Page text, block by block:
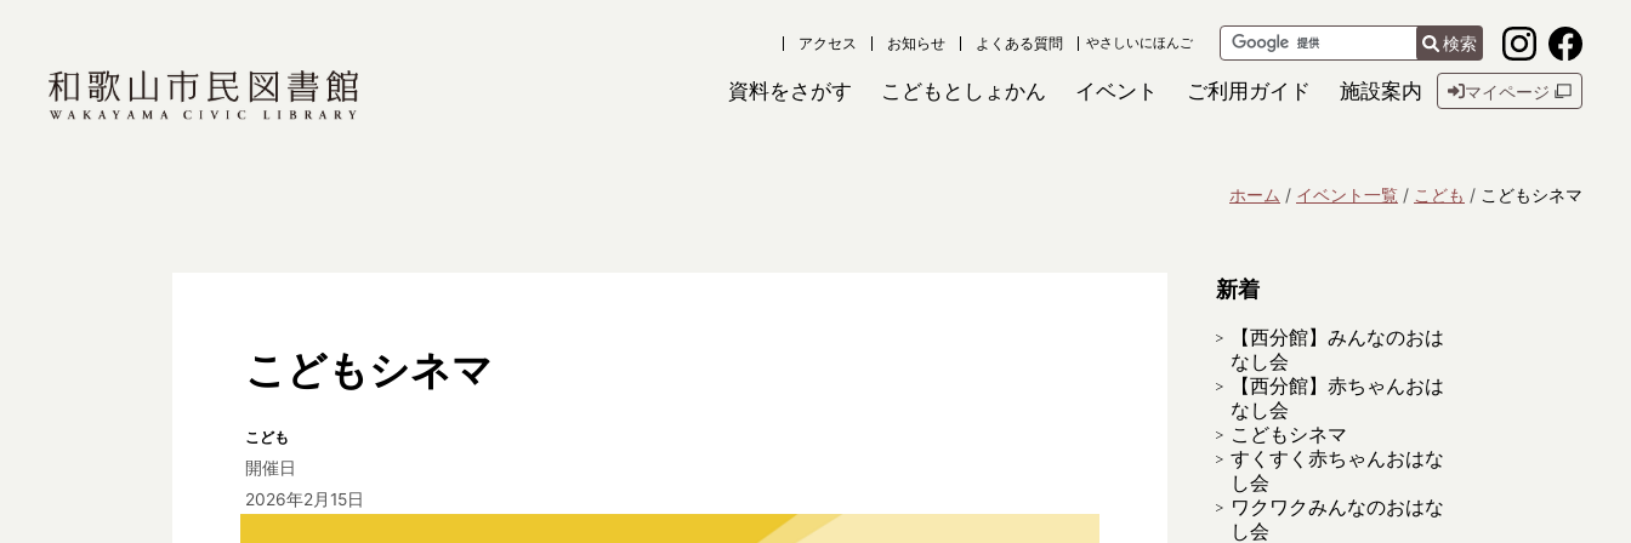
アクセス お知らせ よくある質問 やさしいにほんご 検索
資料をさがす こどもとしょかん イベント ご利用ガイド 施設案内 マイページ
ホーム イベント一覧 こども こどもシネマ
こどもシネマ
こども
開催日
2026年2月15日
新着
【西分館】みんなのおは
なし会
【西分館】赤ちゃんおは
なし会
こどもシネマ
すくすく赤ちゃんおはな
し会
ワクワクみんなのおはな
し会